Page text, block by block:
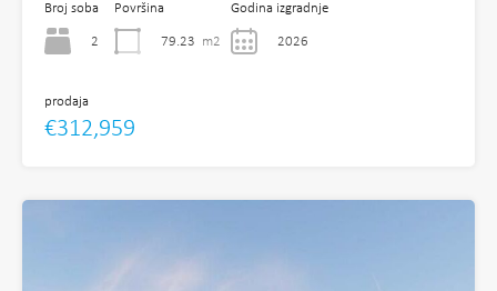
Broj soba
2
Površina
79.23 m2
Godina izgradnje
2026
prodaja
€312,959